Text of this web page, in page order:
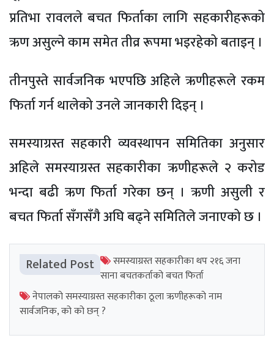
प्रतिभा रावलले बचत फिर्ताका लागि सहकारीहरूको
ऋण असुल्ने काम समेत तीव्र रूपमा भइरहेको बताइन् ।
तीनपुस्ते सार्वजनिक भएपछि अहिले ऋणीहरूले रकम
फिर्ता गर्न थालेको उनले जानकारी दिइन् ।
समस्याग्रस्त सहकारी व्यवस्थापन समितिका अनुसार
अहिले समस्याग्रस्त सहकारीका ऋणीहरूले २ करोड
भन्दा बढी ऋण फिर्ता गरेका छन् । ऋणी असुली र
बचत फिर्ता सँगसँगै अघि बढ्ने समितिले जनाएको छ ।
Related Post
समस्याग्रस्त सहकारीका थप २१६ जना
साना बचतकर्ताको बचत फिर्ता
नेपालको समस्याग्रस्त सहकारीका ठूला ऋणीहरूको नाम
सार्वजनिक, को को छन् ?